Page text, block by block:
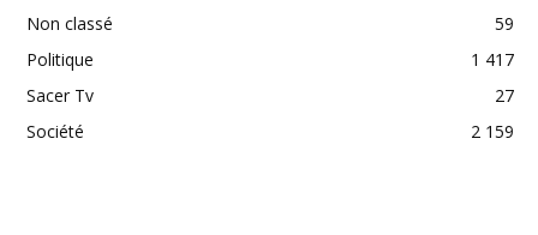
Non classé
59
Politique
1 417
Sacer Tv
27
Société
2 159